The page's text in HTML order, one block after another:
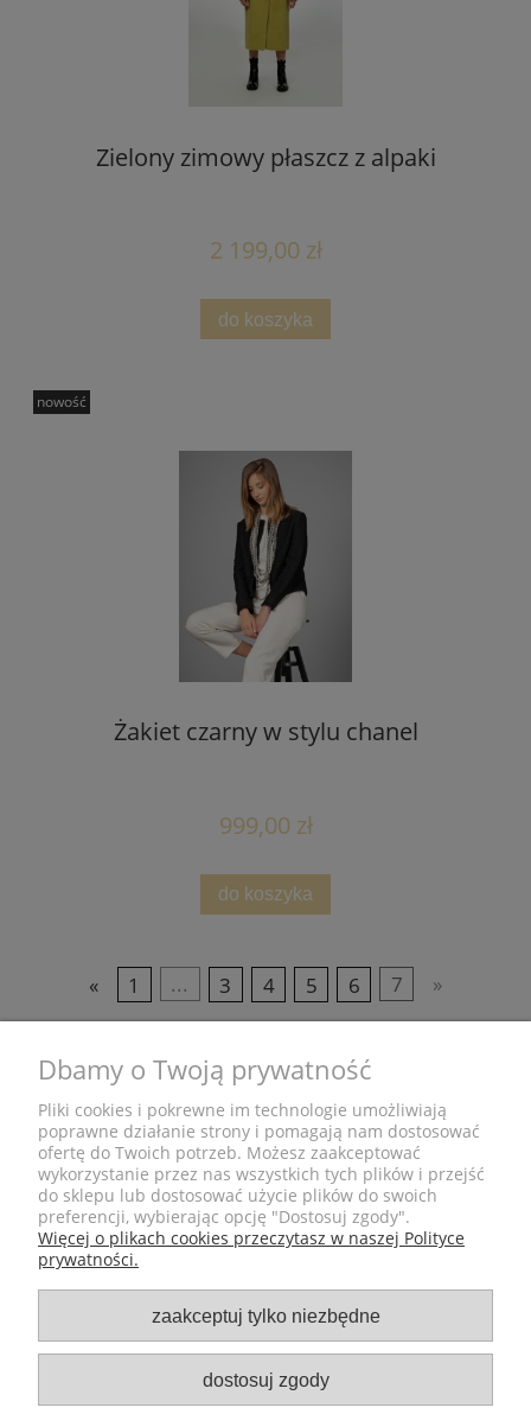
Zielony zimowy płaszcz z alpaki
2 199,00 zł
do koszyka
Żakiet czarny w stylu chanel
999,00 zł
do koszyka
nowość
« 1 ... 3 4 5 6 7 »
POMOC
MOJE KONTO
SKLEP
+48 502 540 014
Dbamy o Twoją prywatność
Pliki cookies i pokrewne im technologie umożliwiają
poprawne działanie strony i pomagają nam dostosować
ofertę do Twoich potrzeb. Możesz zaakceptować
wykorzystanie przez nas wszystkich tych plików i przejść
do sklepu lub dostosować użycie plików do swoich
preferencji, wybierając opcję "Dostosuj zgody".
Więcej o plikach cookies przeczytasz w naszej Polityce
prywatności.
zaakceptuj tylko niezbędne
dostosuj zgody